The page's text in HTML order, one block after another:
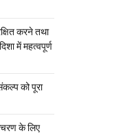
करने तथा
में महत्वपूर्ण
को पूरा
के लिए